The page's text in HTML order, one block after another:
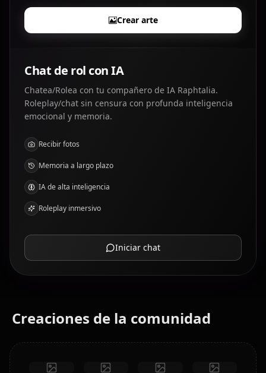
Crear arte
Chat de rol con IA
Chatea/Rolea con tu compañero de IA Raphtalia.
Roleplay/chat sin censura con profunda inteligencia
emocional y memoria.
Recibir fotos
Memoria a largo plazo
IA de alta inteligencia
Roleplay inmersivo
Iniciar chat
Creaciones de la comunidad